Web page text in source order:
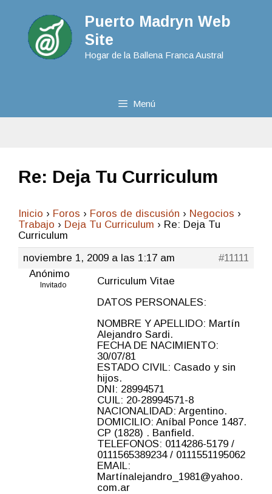
Puerto Madryn Web
Site
Hogar de la Ballena Franca Austral
Menú
Re: Deja Tu Curriculum
Inicio › Foros › Foros de discusión › Negocios ›
Trabajo › Deja Tu Curriculum › Re: Deja Tu
Curriculum
noviembre 1, 2009 a las 1:17 am
#11111
Anónimo
Invitado
Curriculum Vitae
DATOS PERSONALES:
NOMBRE Y APELLIDO: Martín
Alejandro Sardi.
FECHA DE NACIMIENTO:
30/07/81
ESTADO CIVIL: Casado y sin
hijos.
DNI: 28994571
CUIL: 20-28994571-8
NACIONALIDAD: Argentino.
DOMICILIO: Aníbal Ponce 1487.
CP (1828) . Banfield.
TELEFONOS: 0114286-5179 /
0111565389234 / 0111551195062
EMAIL:
Martínalejandro_1981@yahoo.
com.ar